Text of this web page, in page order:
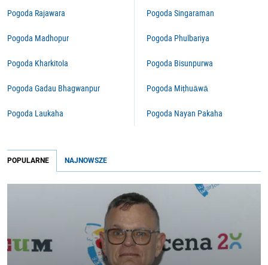
Pogoda Rajawara
Pogoda Madhopur
Pogoda Kharkitola
Pogoda Gadau Bhagwanpur
Pogoda Laukaha
Pogoda Singaraman
Pogoda Phulbariya
Pogoda Bisunpurwa
Pogoda Miṭhuāwā
Pogoda Nayan Pakaha
POPULARNE NAJNOWSZE